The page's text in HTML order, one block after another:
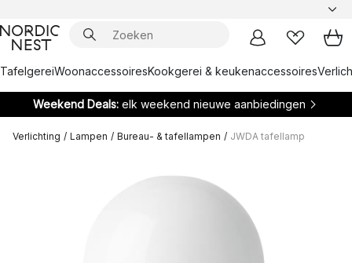
TafelgereiWoonaccessoiresKookgerei & keukenaccessoires
Weekend Deals: elk weekend nieuwe aanbiedingen
Verlichting / Lampen / Bureau- & tafellampen / JWDA tafellamp